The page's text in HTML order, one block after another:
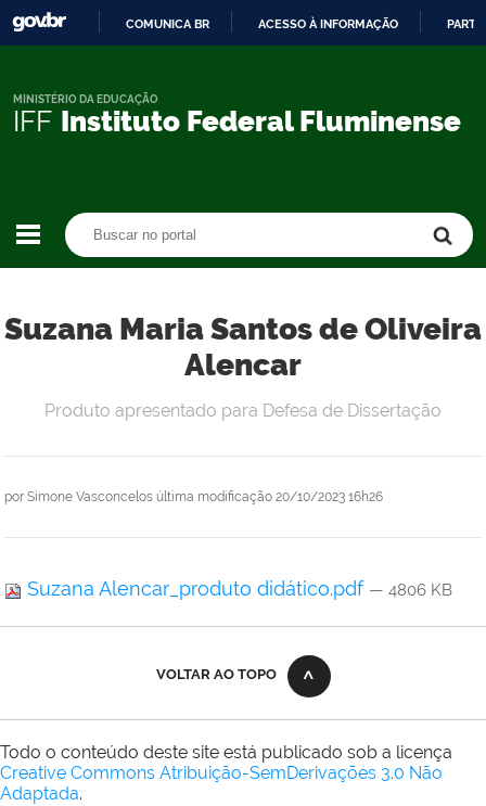
CONTEÚDO
COMUNICA BR ACESSO À INFORMAÇÃO
IFF Instituto Federal Fluminense
MINISTÉRIO DA EDUCAÇÃO
Suzana Maria Santos de Oliveira
Alencar
por Simone Vasconcelos última modificação 20/10/2023 16h26
Produto apresentado para Defesa de Dissertação
Suzana Alencar_produto didático.pdf — 4806 KB
VOLTAR AO TOPO
Todo o conteúdo deste site está publicado sob a licença
Creative Commons Atribuição-SemDerivações 3.0 Não
Adaptada.